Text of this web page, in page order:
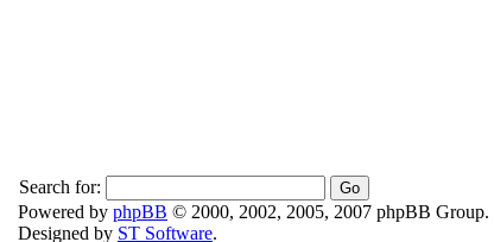
Search for:
Powered by phpBB © 2000, 2002, 2005, 2007 phpBB Group.
Designed by ST Software.